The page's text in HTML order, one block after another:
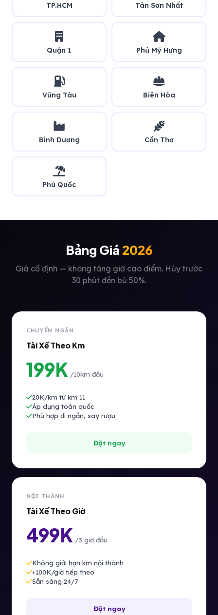
TP.HCM Tân Sơn Nhất
Quận 1 Phú Mỹ Hưng
Vũng Tàu Biên Hòa
Bình Dương Cần Thơ
Phú Quốc
Bảng Giá 2026
Giá cố định — không tăng giờ cao điểm. Hủy trước
30 phút đền bù 50%.
CHUYẾN NGẮN
Tài Xế Theo Km
199K /10km đầu
20K/km từ km 11
Áp dụng toàn quốc
Phù hợp đi ngắn, say rượu
Đặt ngay
NỘI THÀNH
Tài Xế Theo Giờ
499K /3 giờ đầu
Không giới hạn km nội thành
+100K/giờ tiếp theo
Sẵn sàng 24/7
Đặt ngay